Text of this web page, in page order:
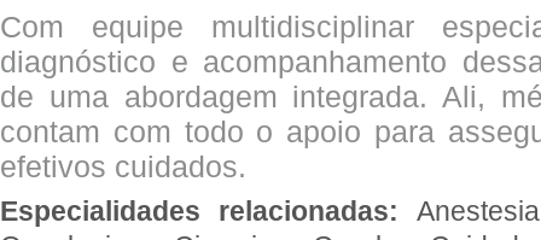
Com equipe multidisciplinar
diagnóstico e acompanhamento
de uma abordagem integrada. Ali,
contam com todo o apoio para
efetivos cuidados.
Especialidades relacionadas: